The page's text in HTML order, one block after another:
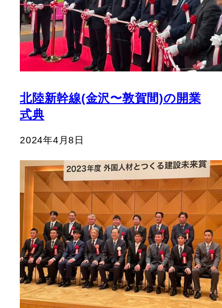
北陸新幹線(金沢〜敦賀間)の開業
式典
2024年4月8日